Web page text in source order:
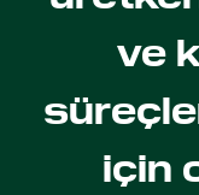
ve
için